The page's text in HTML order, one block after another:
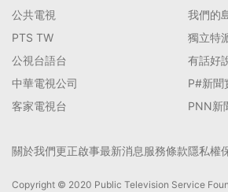
公共電視
PTS TW
公視台語台
中華電視公司
客家電視台
我們的
獨立特
有話好
P#新聞
PNN新
關於我們更正啟事最新消息服務條款隱私權
Copyright © 2020 Public Television Service